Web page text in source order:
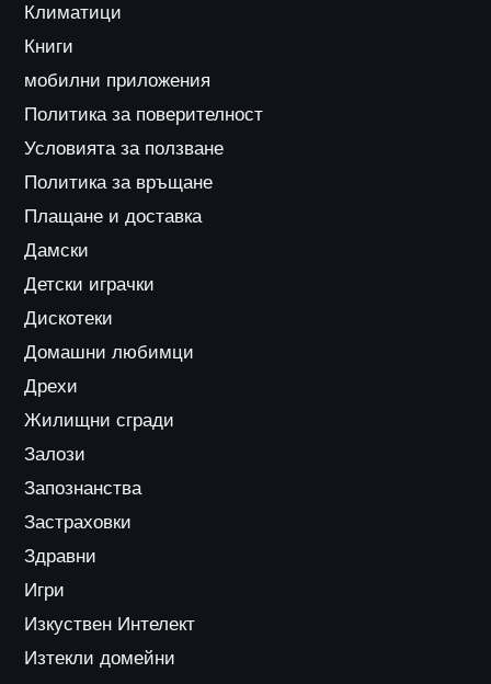
Климатици
Книги
мобилни приложения
Политика за поверителност
Условията за ползване
Политика за връщане
Плащане и доставка
Дамски
Детски играчки
Дискотеки
Домашни любимци
Дрехи
Жилищни сгради
Залози
Запознанства
Застраховки
Здравни
Игри
Изкуствен Интелект
Изтекли домейни